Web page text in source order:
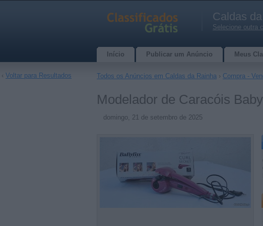
Caldas
Selecione outra
Início Publicar um Anúncio Meus
Todos os Anúncios em Caldas da Rainha › Compra -
Modelador de Caracóis
domingo, 21 de setembro de 2025
‹ Voltar para Resultados